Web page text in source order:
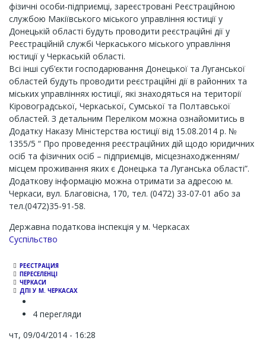
фізичні особи-підприємці, зареєстровані Реєстраційною
службою Макіївського міського управління юстиції у
Донецькій області будуть проводити реєстраційні дії у
Реєстраційній службі Черкаського міського управління
юстиції у Черкаській області.
Всі інші суб’єкти господарювання Донецької та Луганської
областей будуть проводити реєстраційні дії в районних та
міських управліннях юстиції, які знаходяться на території
Кіровоградської, Черкаської, Сумської та Полтавської
областей. З детальним Переліком можна ознайомитись в
Додатку Наказу Міністерства юстиції від 15.08.2014 р. №
1355/5 “ Про проведення реєстраційних дій щодо юридичних
осіб та фізичних осіб – підприємців, місцезнаходженням/
місцем проживання яких є Донецька та Луганська області”.
Додаткову інформацію можна отримати за адресою м.
Черкаси, вул. Благовісна, 170, тел. (0472) 33-07-01 або за
тел.(0472)35-91-58.
Державна податкова інспекція у м. Черкасах
Суспільство
РЕЄСТРАЦИЯ
ПЕРЕСЕЛЕНЦІ
ЧЕРКАСИ
ДПІ У М. ЧЕРКАСАХ
4 перегляди
чт, 09/04/2014 - 16:28